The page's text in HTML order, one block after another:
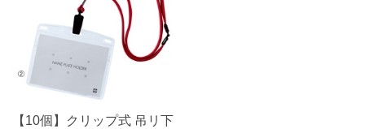
【10個】クリップ式 吊リ下